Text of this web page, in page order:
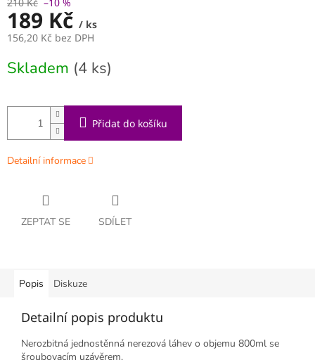
210 Kč –10 %
189 Kč / ks
156,20 Kč bez DPH
cena:
Skladem (4 ks)
Přidat do košíku
Detailní informace
ZEPTAT SE SDÍLET
Popis Diskuze
Detailní popis produktu
Nerozbitná jednostěnná nerezová láhev o objemu 800ml se
šroubovacím uzávěrem.